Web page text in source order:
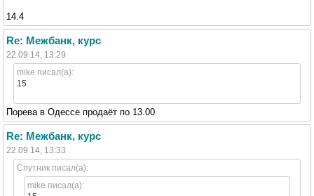
14.4
Re: Межбанк, курс
22.09.14, 13:29
mike писал(а):
15
Порева в Одессе продаёт по 13.00
Re: Межбанк, курс
22.09.14, 13:33
Спутник писал(а):
mike писал(а):